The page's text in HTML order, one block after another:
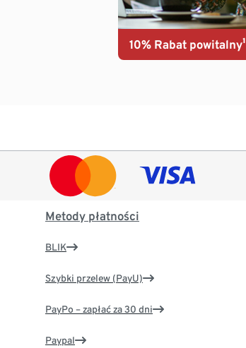
10% Rabat powitalny¹
Metody płatności
BLIK
Szybki przelew (PayU)
PayPo – zapłać za 30 dni
Paypal